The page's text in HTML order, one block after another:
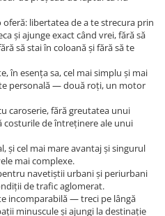
libertatea de a te strecura prin
și ajunge exact când vrei, fără să
să stai în coloană și fără să te
în esența sa, cel mai simplu și mai
personală — două roți, un motor
caroserie, fără greutatea unui
costurile de întreținere ale unui
și cel mai mare avantaj și singurul
mai complexe.
navetiștii urbani și periurbani
de trafic aglomerat.
incomparabilă — treci pe lângă
minuscule și ajungi la destinație